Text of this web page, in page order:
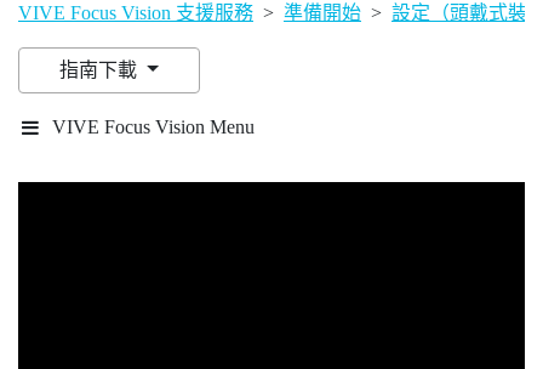
VIVE Focus Vision 支援服務 > 準備開始 > 設定（頭戴式裝
指南下載
VIVE Focus Vision Menu